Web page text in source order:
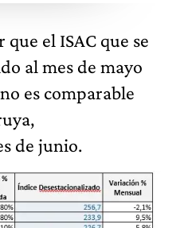
el ISAC que se
al mes de mayo
es comparable
de junio.